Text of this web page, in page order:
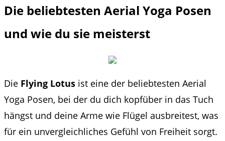
Die beliebtesten Aerial Yoga Posen
und wie du sie meisterst
Die Flying Lotus ist eine der beliebtesten Aerial
Yoga Posen, bei der du dich kopfüber in das Tuch
hängst und deine Arme wie Flügel ausbreitest, was
für ein unvergleichliches Gefühl von Freiheit sorgt.